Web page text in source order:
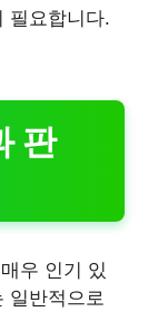
필요합니다.
판
우 인기 있
일반적으로